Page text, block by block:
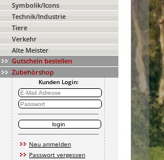
Symbolik/Icons
Technik/Industrie
Tiere
Verkehr
Alte Meister
Gutschein bestellen
Zubehörshop
Kunden Login:
Neu anmelden
Passwort vergessen